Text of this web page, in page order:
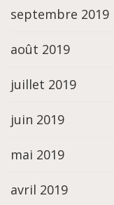
septembre 2019
août 2019
juillet 2019
juin 2019
mai 2019
avril 2019